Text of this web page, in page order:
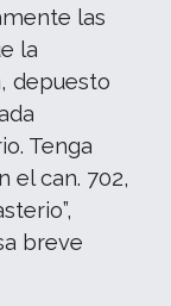
las
la
depuesto
Tenga
el can. 702,
breve